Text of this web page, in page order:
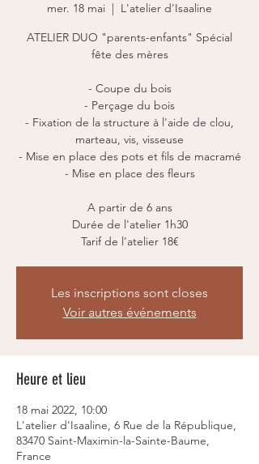
mer. 18 mai
  |
L'atelier d'Isaaline
ATELIER DUO "parents-enfants" Spécial
fête des mères
- Coupe du bois
- Perçage du bois
- Fixation de la structure à l'aide de clou,
marteau, vis, visseuse
- Mise en place des pots et fils de macramé
- Mise en place des fleurs
A partir de 6 ans
Durée de l'atelier 1h30
Tarif de l'atelier 18€
Les inscriptions sont closes
Voir autres événements
Heure et lieu
18 mai 2022, 10:00
L'atelier d'Isaaline, 6 Rue de la République,
83470 Saint-Maximin-la-Sainte-Baume,
France